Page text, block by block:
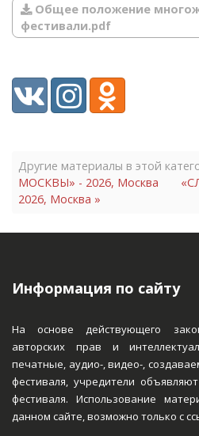
Общее положение
фестивали.pdf
Другие материалы в этой
МОСКВЫ» - 2026, Москва
2026, Москва »
Информация по сайту
На основе действующего
авторских прав и
печатные, аудио-, видео-,
фестиваля, учредители
фестиваля. Использование
данном сайте, возможно только с